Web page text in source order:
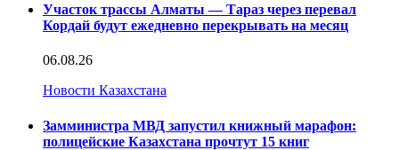
Участок трассы Алматы — Тараз через перевал
Кордай будут ежедневно перекрывать на месяц
06.08.26
Новости Казахстана
Замминистра МВД запустил книжный марафон:
полицейские Казахстана прочтут 15 книг